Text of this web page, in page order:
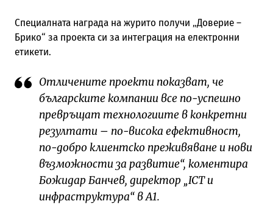
Специалната награда на журито получи „Доверие –
Брико“ за проекта си за интеграция на електронни
етикети.
Отличените проекти показват, че
българските компании все по-успешно
превръщат технологиите в конкретни
резултати – по-висока ефективност,
по-добро клиентско преживяване и нови
възможности за развитие“, коментира
Божидар Банчев, директор „ICT и
инфраструктура“ в А1.